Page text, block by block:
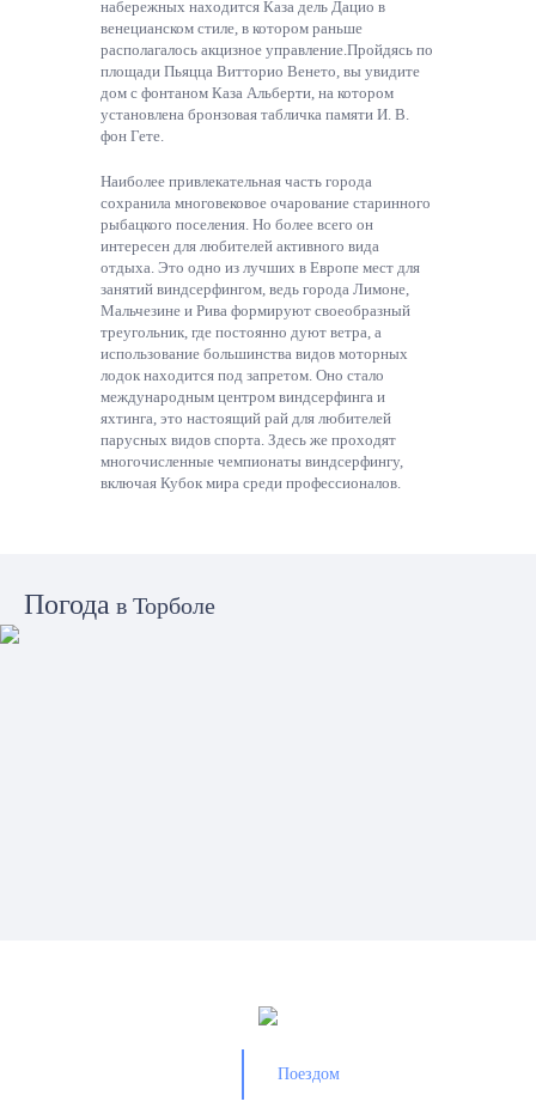
набережных находится Каза дель Дацио в
венецианском стиле, в котором раньше
располагалось акцизное управление.Пройдясь по
площади Пьяцца Витторио Венето, вы увидите
дом с фонтаном Каза Альберти, на котором
установлена бронзовая табличка памяти И. В.
фон Гете.
Наиболее привлекательная часть города
сохранила многовековое очарование старинного
рыбацкого поселения. Но более всего он
интересен для любителей активного вида
отдыха. Это одно из лучших в Европе мест для
занятий виндсерфингом, ведь города Лимоне,
Мальчезине и Рива формируют своеобразный
треугольник, где постоянно дуют ветра, а
использование большинства видов моторных
лодок находится под запретом. Оно стало
международным центром виндсерфинга и
яхтинга, это настоящий рай для любителей
парусных видов спорта. Здесь же проходят
многочисленные чемпионаты виндсерфингу,
включая Кубок мира среди профессионалов.
Погода в Торболе
Поездом